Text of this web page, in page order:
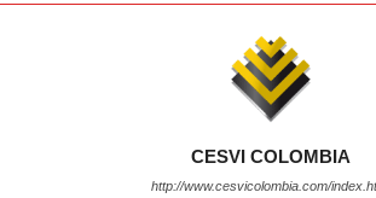
CESVI COLOMBIA
http://www.cesvicolombia.com/